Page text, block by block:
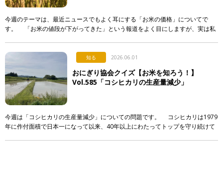
今週のテーマは、最近ニュースでもよく耳にする「お米の価格」についてで
す。 「お米の値段が下がってきた」という報道をよく目にしますが、実は私
知る 2026.06.01
おにぎり協会クイズ【お米を知ろう！】
Vol.585「コシヒカリの生産量減少」
今週は「コシヒカリの生産量減少」についての問題です。 コシヒカリは1979
年に作付面積で日本一になって以来、40年以上にわたってトップを守り続けて